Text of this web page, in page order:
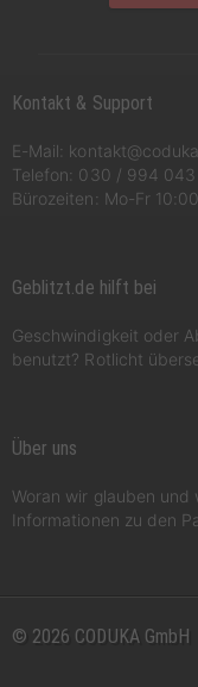
Kontakt & Support
E-Mail:
Telefon: 030 / 994
Bürozeiten: Mo-Fr
Geblitzt.de hilft bei
Geschwindigkeit oder
benutzt? Rotlicht
Über uns
Woran wir glauben und
Informationen zu den
© 2026 CODUKA GmbH